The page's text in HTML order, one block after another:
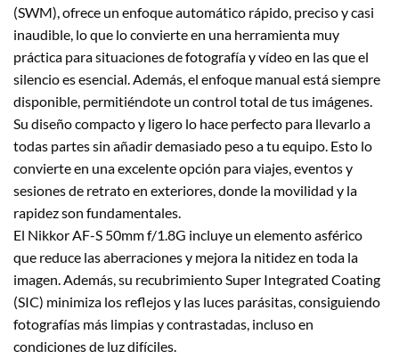
(SWM), ofrece un enfoque automático rápido, preciso y casi
inaudible, lo que lo convierte en una herramienta muy
práctica para situaciones de fotografía y vídeo en las que el
silencio es esencial. Además, el enfoque manual está siempre
disponible, permitiéndote un control total de tus imágenes.
Su diseño compacto y ligero lo hace perfecto para llevarlo a
todas partes sin añadir demasiado peso a tu equipo. Esto lo
convierte en una excelente opción para viajes, eventos y
sesiones de retrato en exteriores, donde la movilidad y la
rapidez son fundamentales.
El Nikkor AF-S 50mm f/1.8G incluye un elemento asférico
que reduce las aberraciones y mejora la nitidez en toda la
imagen. Además, su recubrimiento Super Integrated Coating
(SIC) minimiza los reflejos y las luces parásitas, consiguiendo
fotografías más limpias y contrastadas, incluso en
condiciones de luz difíciles.